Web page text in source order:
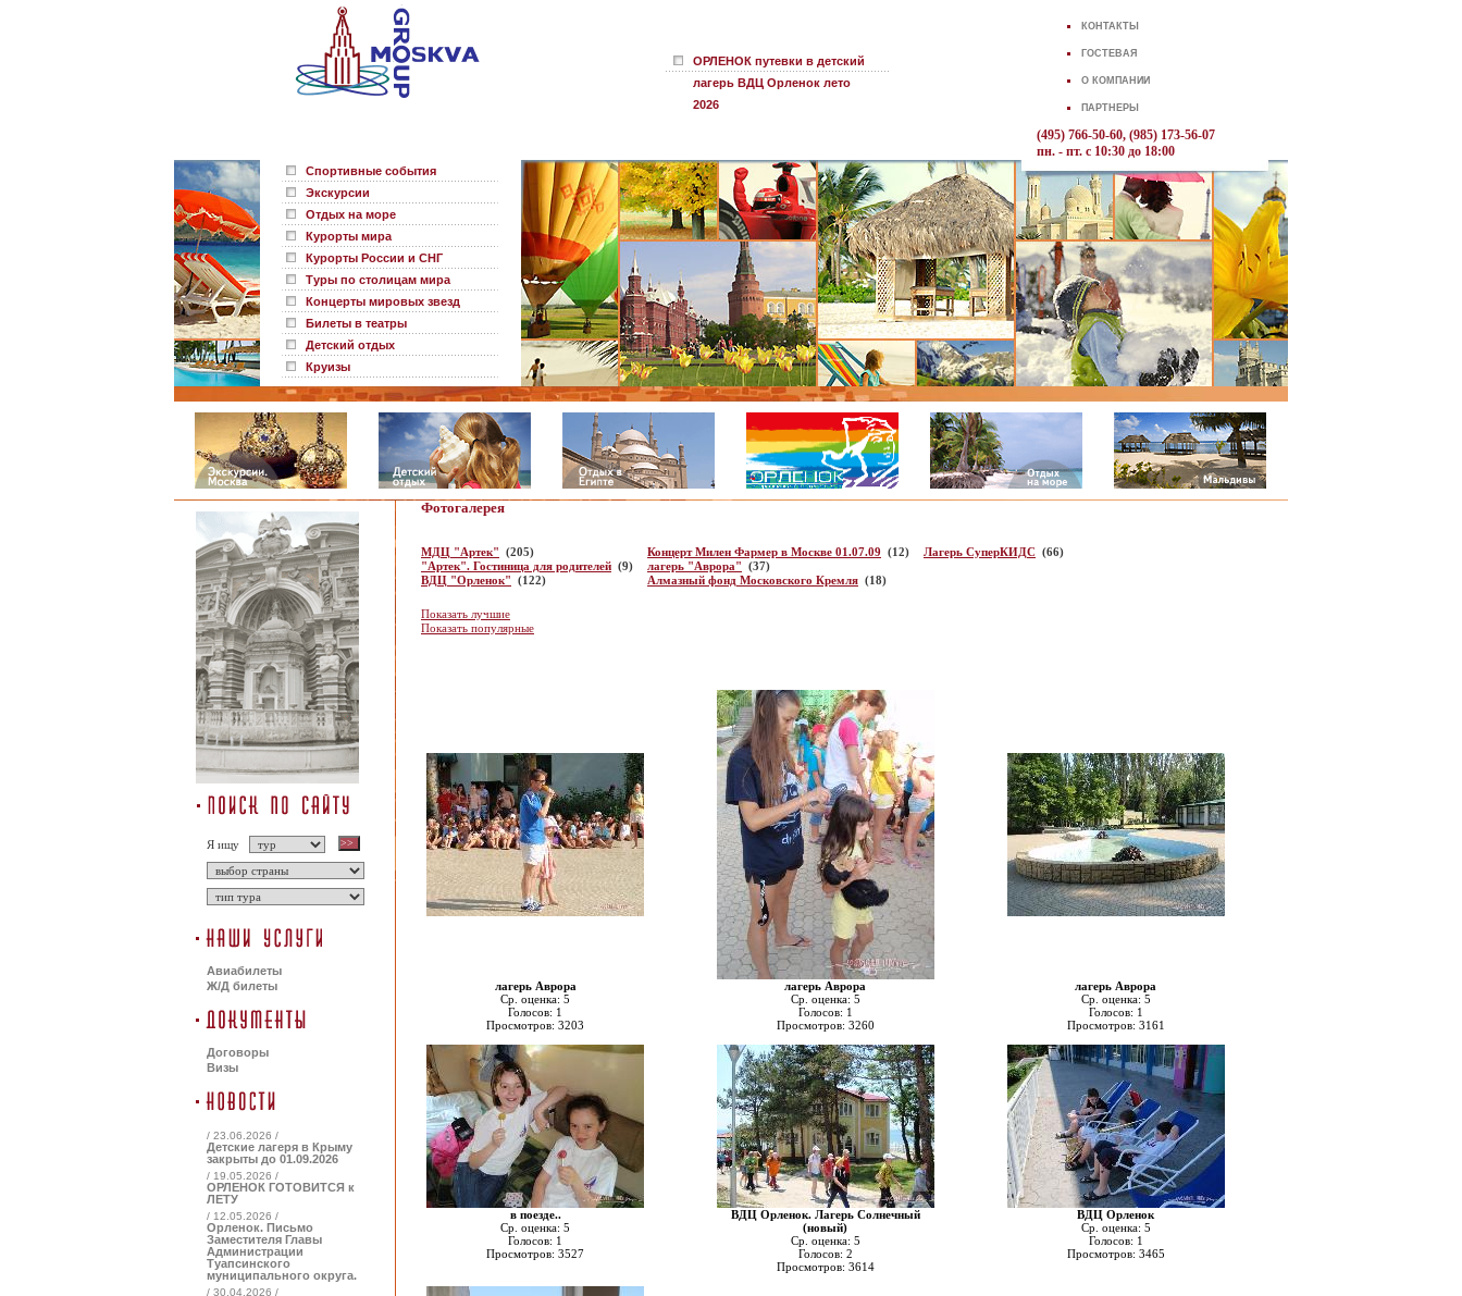
ОРЛЕНОК путевки в детский
лагерь ВДЦ Орленок лето
2026
КОНТАКТЫ
ГОСТЕВАЯ
О КОМПАНИИ
ПАРТНЕРЫ
(495) 766-50-60, (985) 173-56-07
пн. - пт. с 10:30 до 18:00
Спортивные события
Экскурсии
Отдых на море
Курорты мира
Курорты России и СНГ
Туры по столицам мира
Концерты мировых звезд
Билеты в театры
Детский отдых
Круизы
Я ищу
Авиабилеты
Ж/Д билеты
Договоры
Визы
/ 23.06.2026 /
Детские лагеря в Крыму
закрыты до 01.09.2026
/ 19.05.2026 /
ОРЛЕНОК ГОТОВИТСЯ к
ЛЕТУ
/ 12.05.2026 /
Орленок. Письмо
Заместителя Главы
Администрации
Туапсинского
муниципального округа.
/ 30.04.2026 /
Фотогалерея
МДЦ "Артек" (205)
"Артек". Гостиница для родителей (9)
ВДЦ "Орленок" (122)
Концерт Милен Фармер в Москве 01.07.09 (12)
лагерь "Аврора" (37)
Алмазный фонд Московского Кремля (18)
Лагерь СуперКИДС (66)
Показать лучшие
Показать популярные
лагерь Аврора
Ср. оценка: 5
Голосов: 1
Просмотров: 3203
лагерь Аврора
Ср. оценка: 5
Голосов: 1
Просмотров: 3260
лагерь Аврора
Ср. оценка: 5
Голосов: 1
Просмотров: 3161
в поезде..
Ср. оценка: 5
Голосов: 1
Просмотров: 3527
ВДЦ Орленок. Лагерь Солнечный
(новый)
Ср. оценка: 5
Голосов: 2
Просмотров: 3614
ВДЦ Орленок
Ср. оценка: 5
Голосов: 1
Просмотров: 3465